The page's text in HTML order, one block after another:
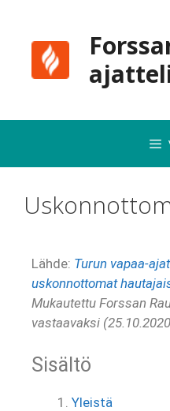
Lähde: Turun vapaa-
uskonnottomat
Mukautettu Forssan
vastaavaksi
Sisältö
Yleistä